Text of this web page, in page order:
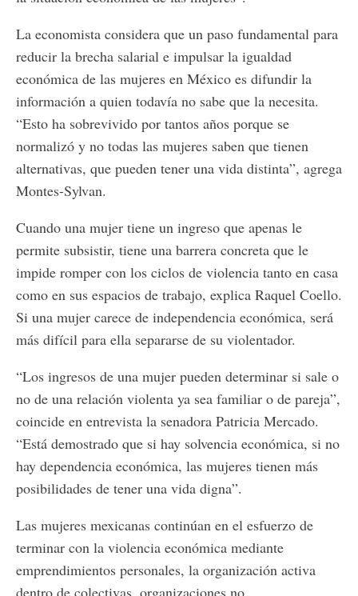
La economista considera que un paso fundamental para
reducir la brecha salarial e impulsar la igualdad
económica de las mujeres en México es difundir la
información a quien todavía no sabe que la necesita.
“Esto ha sobrevivido por tantos años porque se
normalizó y no todas las mujeres saben que tienen
alternativas, que pueden tener una vida distinta”, agrega
Montes-Sylvan.
Cuando una mujer tiene un ingreso que apenas le
permite subsistir, tiene una barrera concreta que le
impide romper con los ciclos de violencia tanto en casa
como en sus espacios de trabajo, explica Raquel Coello.
Si una mujer carece de independencia económica, será
más difícil para ella separarse de su violentador.
“Los ingresos de una mujer pueden determinar si sale o
no de una relación violenta ya sea familiar o de pareja”,
coincide en entrevista la senadora Patricia Mercado.
“Está demostrado que si hay solvencia económica, si no
hay dependencia económica, las mujeres tienen más
posibilidades de tener una vida digna”.
Las mujeres mexicanas continúan en el esfuerzo de
terminar con la violencia económica mediante
emprendimientos personales, la organización activa
dentro de colectivas, organizaciones no